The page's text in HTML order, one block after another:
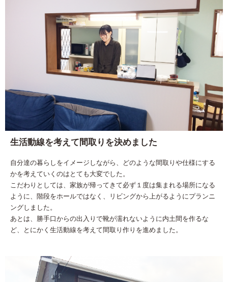
生活動線を考えて間取りを決めました
自分達の暮らしをイメージしながら、どのような間取りや仕様にする
かを考えていくのはとても大変でした。
こだわりとしては、家族が帰ってきて必ず１度は集まれる場所になる
ように、階段をホールではなく、リビングから上がるようにプランニ
ングしました。
あとは、勝手口からの出入りで靴が濡れないように内土間を作るな
ど、とにかく生活動線を考えて間取り作りを進めました。